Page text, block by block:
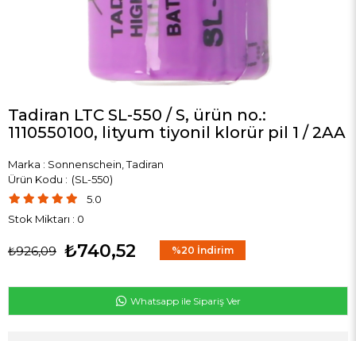
Tadiran LTC SL-550 / S, ürün no.:
1110550100, lityum tiyonil klorür pil 1 / 2AA
Marka : Sonnenschein, Tadiran
(SL-550)
5.0
Stok Miktarı : 0
₺926,09 ₺740,52 %20 İndirim
Whatsapp ile Sipariş Ver